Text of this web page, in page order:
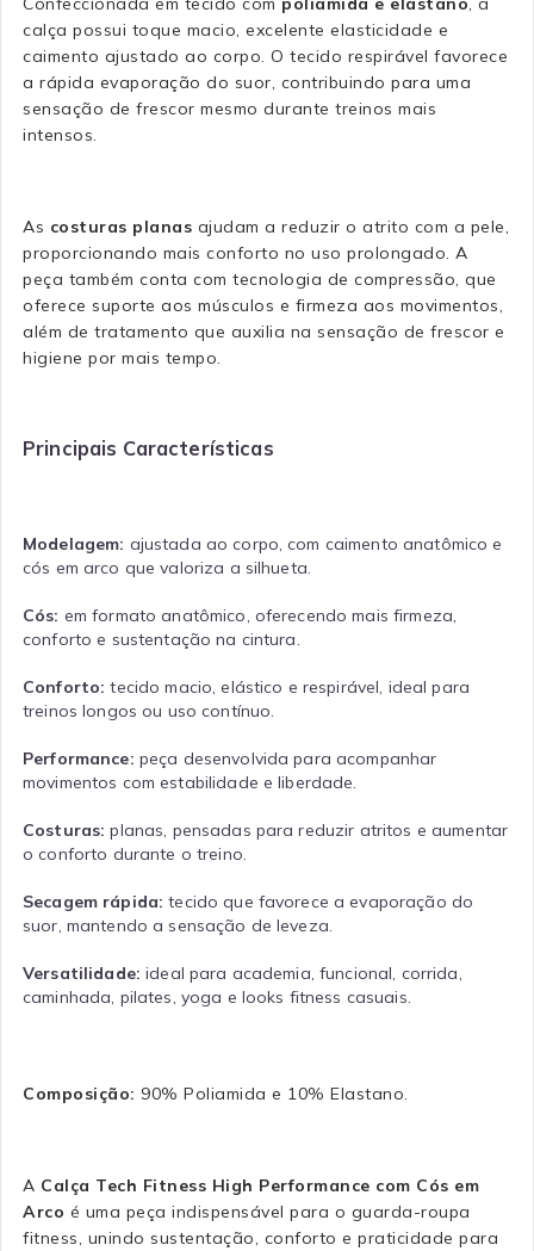
calça possui toque macio, excelente elasticidade e
caimento ajustado ao corpo. O tecido respirável favorece
a rápida evaporação do suor, contribuindo para uma
sensação de frescor mesmo durante treinos mais
intensos.
As costuras planas ajudam a reduzir o atrito com a pele,
proporcionando mais conforto no uso prolongado. A
peça também conta com tecnologia de compressão, que
oferece suporte aos músculos e firmeza aos movimentos,
além de tratamento que auxilia na sensação de frescor e
higiene por mais tempo.
Principais Características
Modelagem: ajustada ao corpo, com caimento anatômico e
cós em arco que valoriza a silhueta.
Cós: em formato anatômico, oferecendo mais firmeza,
conforto e sustentação na cintura.
Conforto: tecido macio, elástico e respirável, ideal para
treinos longos ou uso contínuo.
Performance: peça desenvolvida para acompanhar
movimentos com estabilidade e liberdade.
Costuras: planas, pensadas para reduzir atritos e aumentar
o conforto durante o treino.
Secagem rápida: tecido que favorece a evaporação do
suor, mantendo a sensação de leveza.
Versatilidade: ideal para academia, funcional, corrida,
caminhada, pilates, yoga e looks fitness casuais.
Composição: 90% Poliamida e 10% Elastano.
A Calça Tech Fitness High Performance com Cós em
Arco é uma peça indispensável para o guarda-roupa
fitness, unindo sustentação, conforto e praticidade para